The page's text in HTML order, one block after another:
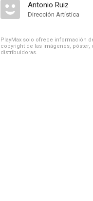
Antonio Ruiz
Dirección Artística
PlayMax solo ofrece información
copyright de las imágenes,
distribuidoras.